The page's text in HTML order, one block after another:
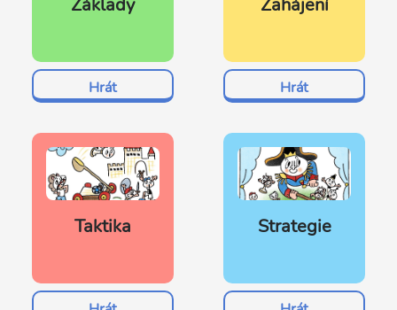
Základy
Hrát
Zahájení
Hrát
Taktika Strategie